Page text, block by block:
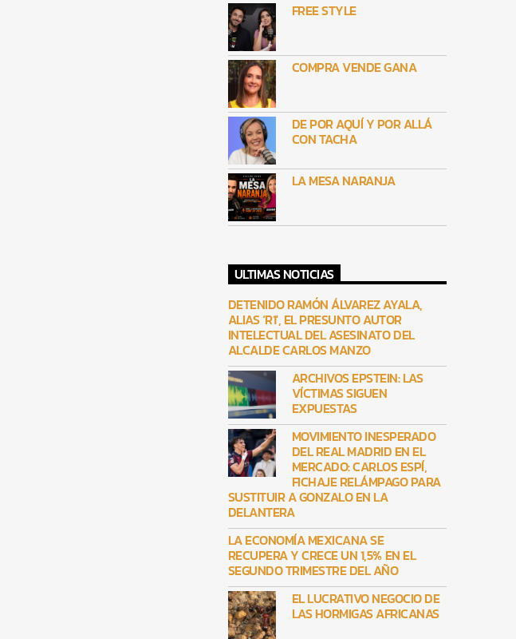
FREE STYLE
COMPRA VENDE GANA
DE POR AQUÍ Y POR ALLÁ
CON TACHA
LA MESA NARANJA
ULTIMAS NOTICIAS
DETENIDO RAMÓN ÁLVAREZ AYALA,
ALIAS ‘R1′, EL PRESUNTO AUTOR
INTELECTUAL DEL ASESINATO DEL
ALCALDE CARLOS MANZO
ARCHIVOS EPSTEIN: LAS
VÍCTIMAS SIGUEN
EXPUESTAS
MOVIMIENTO INESPERADO
DEL REAL MADRID EN EL
MERCADO: CARLOS ESPÍ,
FICHAJE RELÁMPAGO PARA
SUSTITUIR A GONZALO EN LA
DELANTERA
LA ECONOMÍA MEXICANA SE
RECUPERA Y CRECE UN 1,5% EN EL
SEGUNDO TRIMESTRE DEL AÑO
EL LUCRATIVO NEGOCIO DE
LAS HORMIGAS AFRICANAS